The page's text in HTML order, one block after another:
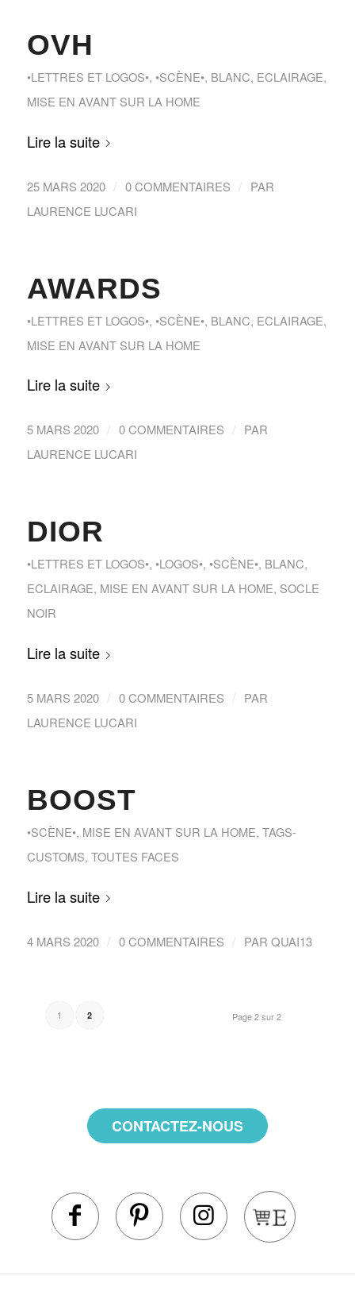
OVH
•LETTRES ET LOGOS•, •SCÈNE•, BLANC, ECLAIRAGE,
MISE EN AVANT SUR LA HOME
Lire la suite
25 MARS 2020 / 0 COMMENTAIRES / PAR
LAURENCE LUCARI
AWARDS
•LETTRES ET LOGOS•, •SCÈNE•, BLANC, ECLAIRAGE,
MISE EN AVANT SUR LA HOME
Lire la suite
5 MARS 2020 / 0 COMMENTAIRES / PAR
LAURENCE LUCARI
DIOR
•LETTRES ET LOGOS•, •LOGOS•, •SCÈNE•, BLANC,
ECLAIRAGE, MISE EN AVANT SUR LA HOME, SOCLE
NOIR
Lire la suite
5 MARS 2020 / 0 COMMENTAIRES / PAR
LAURENCE LUCARI
BOOST
•SCÈNE•, MISE EN AVANT SUR LA HOME, TAGS-
CUSTOMS, TOUTES FACES
Lire la suite
4 MARS 2020 / 0 COMMENTAIRES / PAR QUAI13
Page 2 sur 2
1 2
CONTACTEZ-NOUS